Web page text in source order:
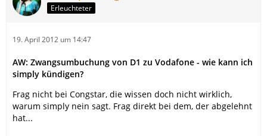
Erleuchteter
19. April 2012 um 14:47
AW: Zwangsumbuchung von D1 zu Vodafone - wie kann ich
simply kündigen?
Frag nicht bei Congstar, die wissen doch nicht wirklich,
warum simply nein sagt. Frag direkt bei dem, der abgelehnt
hat...